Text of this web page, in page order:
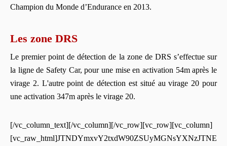
Champion du Monde d’Endurance en 2013.
Les zone DRS
Le premier point de détection de la zone de DRS s’effectue sur
la ligne de Safety Car, pour une mise en activation 54m après le
virage 2. L'autre point de détection est situé au virage 20 pour
une activation 347m après le virage 20.
[/vc_column_text][/vc_column][/vc_row][vc_row][vc_column]
[vc_raw_html]JTNDYmxvY2txdW90ZSUyMGNsYXNzJTNE